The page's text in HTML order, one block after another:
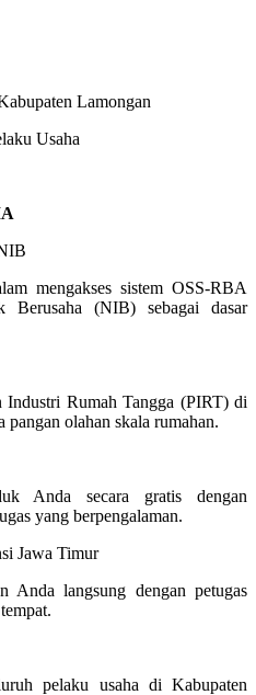
Lamongan
Usaha
mengakses sistem OSS-RBA
Berusaha (NIB) sebagai dasar
Rumah Tangga (PIRT) di
pangan olahan skala rumahan.
Anda secara gratis dengan
yang berpengalaman.
Jawa Timur
Anda langsung dengan petugas
pelaku usaha di Kabupaten